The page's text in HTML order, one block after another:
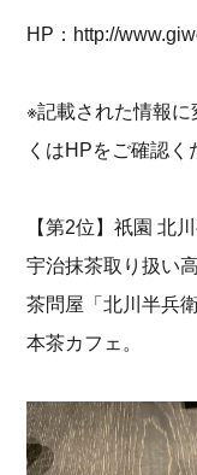
HP： http://
※記載された情報
くはHPをご確認く
【第2位】祇園 北
宇治抹茶取り扱い
茶問屋「北川半兵
本茶カフェ。